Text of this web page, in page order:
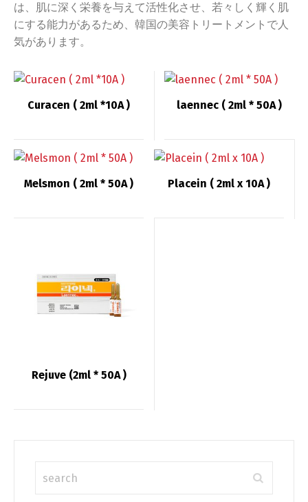
は、肌に深く栄養を与えて活性化させ、若々しく輝く肌
にする能力があるため、韓国の美容トリートメントで人
気があります。
Curacen ( 2ml *10A ) laennec ( 2ml * 50A )
Melsmon ( 2ml * 50A ) Placein ( 2ml x 10A )
Rejuve (2ml * 50A )